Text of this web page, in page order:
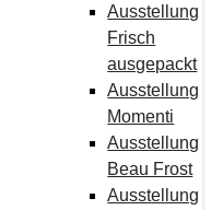
Ausstellung
Frisch
ausgepackt
Ausstellung
Momenti
Ausstellung
Beau Frost
Ausstellung